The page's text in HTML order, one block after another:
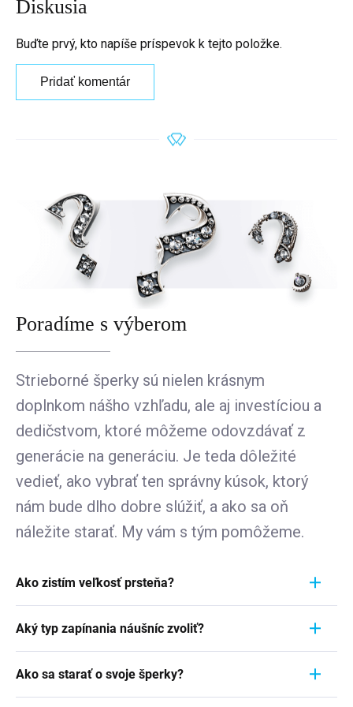
Diskusia
Buďte prvý, kto napíše príspevok k tejto položke.
Pridať komentár
Poradíme s výberom
Strieborné šperky sú nielen krásnym
doplnkom nášho vzhľadu, ale aj investíciou a
dedičstvom, ktoré môžeme odovzdávať z
generácie na generáciu. Je teda dôležité
vedieť, ako vybrať ten správny kúsok, ktorý
nám bude dlho dobre slúžiť, a ako sa oň
náležite starať. My vám s tým pomôžeme.
Ako zistím veľkosť prsteňa?
Aby ste zistili jeho veľkosť, vezmite pravítko a
položte ho priamo na prstienok, ktorý momentálne
nosíte. Dôležité je zamerať sa na jeho VNÚTORNÝ
Aký typ zapínania náušníc zvoliť?
pohodlie, bezpečnosť a štýl náušníc. Strieborné
náušnice zvyčajne majú klasické háčiky, ktoré sú
Ako sa starať o svoje šperky?